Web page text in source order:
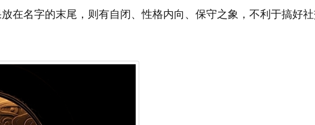
在名字的末尾，则有自闭、性格内向、保守之象，不利于搞好